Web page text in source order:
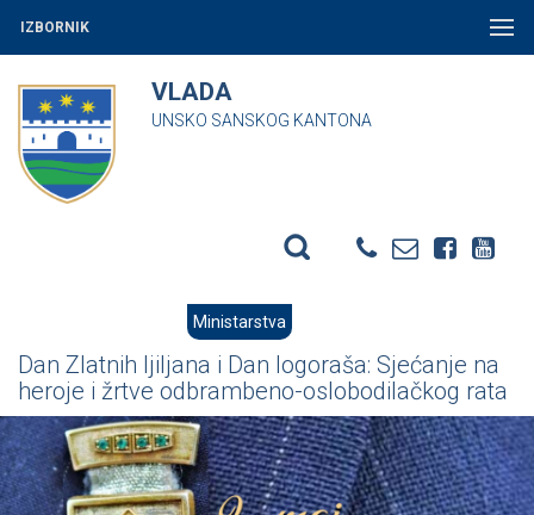
IZBORNIK
VLADA
UNSKO SANSKOG KANTONA
Ministarstva
Dan Zlatnih ljiljana i Dan logoraša: Sjećanje na
heroje i žrtve odbrambeno-oslobodilačkog rata